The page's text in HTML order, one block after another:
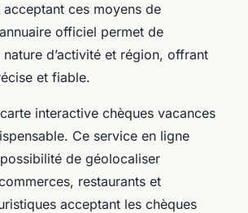
acceptant ces moyens de
officiel permet de
d’activité et région, offrant
et fiable.
interactive chèques vacances
Ce service en ligne
de géolocaliser
restaurants et
acceptant les chèques